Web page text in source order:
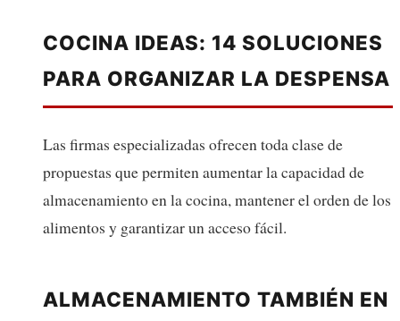
COCINA IDEAS: 14 SOLUCIONES
PARA ORGANIZAR LA DESPENSA
Las firmas especializadas ofrecen toda clase de
propuestas que permiten aumentar la capacidad de
almacenamiento en la cocina, mantener el orden de los
alimentos y garantizar un acceso fácil.
ALMACENAMIENTO TAMBIÉN EN